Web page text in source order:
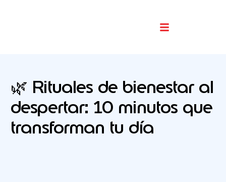
🌿 Rituales de bienestar al
despertar: 10 minutos que
transforman tu día